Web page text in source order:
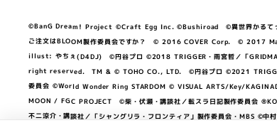
©BanG Dream! Project ©Craft Egg Inc. ©Bushiroad ©異世界かる
ご注文はBLOOM製作委員会ですか？ © 2016 COVER Corp. ©
illust: やちぇ(D4DJ) ©円谷プロ ©2018 TRIGGER・雨宮哲／「
right reserved. TM & © TOHO CO., LTD. ©円谷プロ ©2021 TRIGGER
委員会 ©World Wonder Ring STARDOM © VISUAL ARTS/Key/
MOON / FGC PROJECT ©柴・伏瀬・講談社／転スラ日記製作委員会
不二涼介・講談社／「シャングリラ・フロンティア」製作委員会・MBS ©